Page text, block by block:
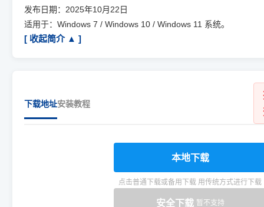
发布日期：2025年10月22日
适用于：Windows 7 / Windows 10 / Windows 11 系统。
[ 收起简介 ▲ ]
下载地址安装教程
本地下载
点击普通下载或备用下载 用传统方式进行下载
安全下载 暂不支持